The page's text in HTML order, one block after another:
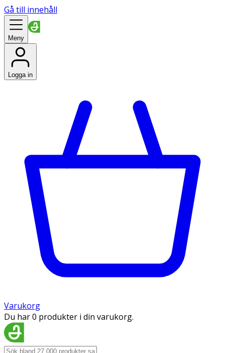
Gå till innehåll
Meny
Logga in
Varukorg
Du har 0 produkter i din varukorg.